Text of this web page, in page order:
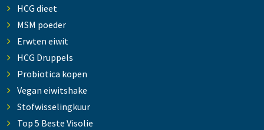
HCG dieet
MSM poeder
Erwten eiwit
HCG Druppels
Probiotica kopen
Vegan eiwitshake
Stofwisselingkuur
Top 5 Beste Visolie